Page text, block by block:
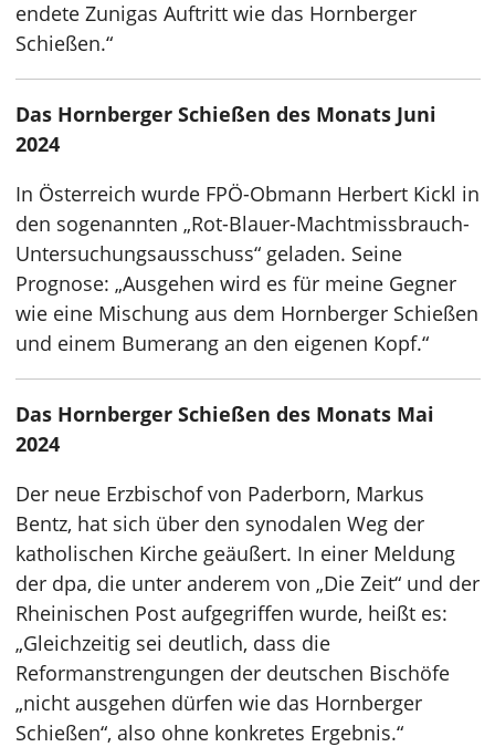
endete Zunigas Auftritt wie das Hornberger
Schießen.“
Das Hornberger Schießen des Monats Juni
2024
In Österreich wurde FPÖ-Obmann Herbert Kickl in
den sogenannten „Rot-Blauer-Machtmissbrauch-
Untersuchungsausschuss“ geladen. Seine
Prognose: „Ausgehen wird es für meine Gegner
wie eine Mischung aus dem Hornberger Schießen
und einem Bumerang an den eigenen Kopf.“
Das Hornberger Schießen des Monats Mai
2024
Der neue Erzbischof von Paderborn, Markus
Bentz, hat sich über den synodalen Weg der
katholischen Kirche geäußert. In einer Meldung
der dpa, die unter anderem von „Die Zeit“ und der
Rheinischen Post aufgegriffen wurde, heißt es:
„Gleichzeitig sei deutlich, dass die
Reformanstrengungen der deutschen Bischöfe
„nicht ausgehen dürfen wie das Hornberger
Schießen“, also ohne konkretes Ergebnis.“